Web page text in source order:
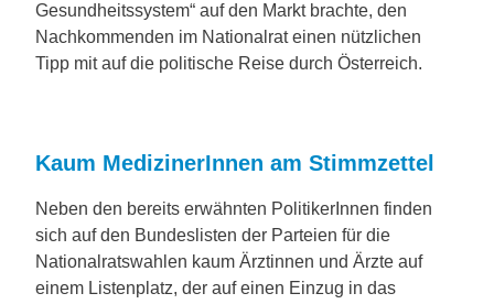
Gesundheitssystem“ auf den Markt brachte, den
Nachkommenden im Nationalrat einen nützlichen
Tipp mit auf die politische Reise durch Österreich.
Kaum MedizinerInnen am Stimmzettel
Neben den bereits erwähnten PolitikerInnen finden
sich auf den Bundeslisten der Parteien für die
Nationalratswahlen kaum Ärztinnen und Ärzte auf
einem Listenplatz, der auf einen Einzug in das